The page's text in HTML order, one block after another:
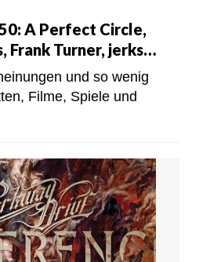
A Perfect Circle,
Frank Turner, jerks…
und so wenig
Filme, Spiele und